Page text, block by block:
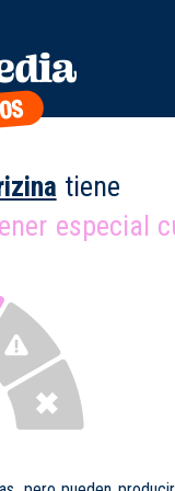
tiene
especial